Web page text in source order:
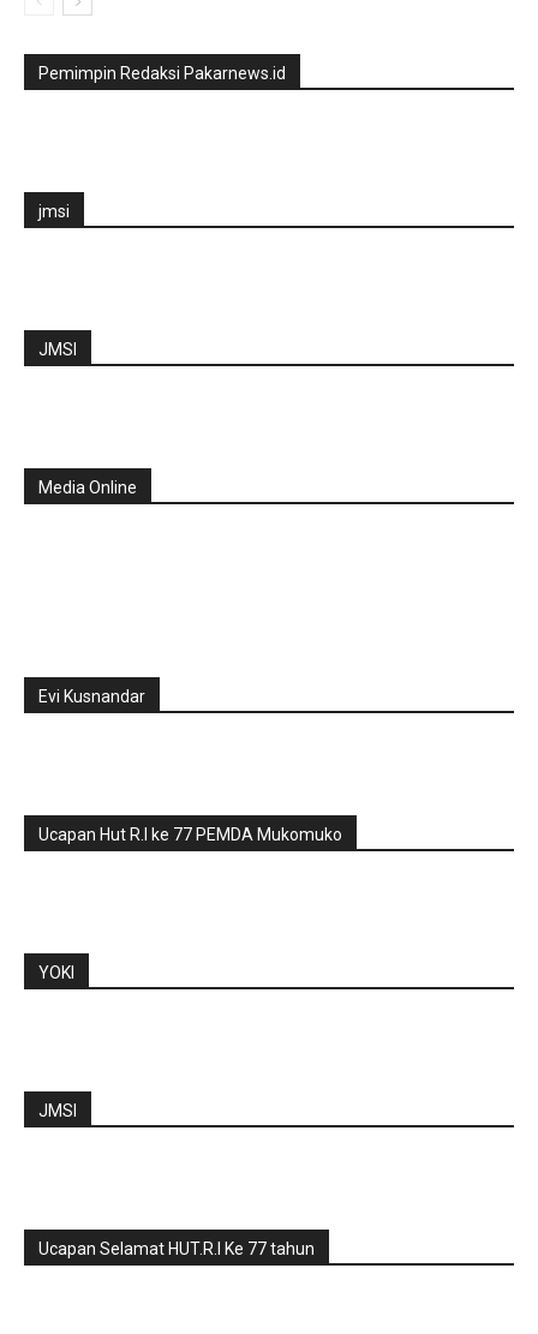
Pemimpin Redaksi Pakarnews.id
jmsi
JMSI
Media Online
Evi Kusnandar
Ucapan Hut R.I ke 77 PEMDA Mukomuko
YOKI
JMSI
Ucapan Selamat HUT.R.I Ke 77 tahun